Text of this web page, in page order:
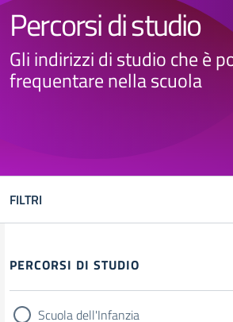
Percorsi di studio
Gli indirizzi di studio che è
frequentare nella scuola
FILTRI
Filtri
PERCORSI DI STUDIO
Scuola dell'Infanzia